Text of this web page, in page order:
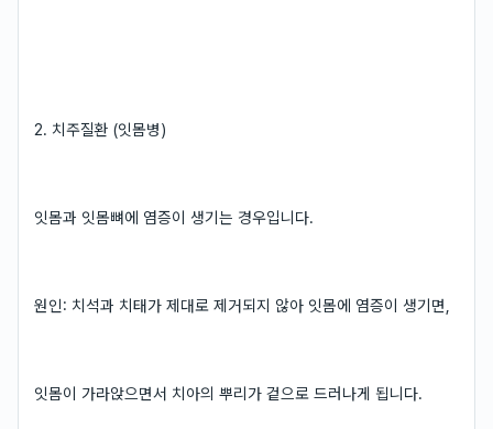
2. 치주질환 (잇몸병)
잇몸과 잇몸뼈에 염증이 생기는 경우입니다.
원인: 치석과 치태가 제대로 제거되지 않아 잇몸에 염증이 생기면,
잇몸이 가라앉으면서 치아의 뿌리가 겉으로 드러나게 됩니다.